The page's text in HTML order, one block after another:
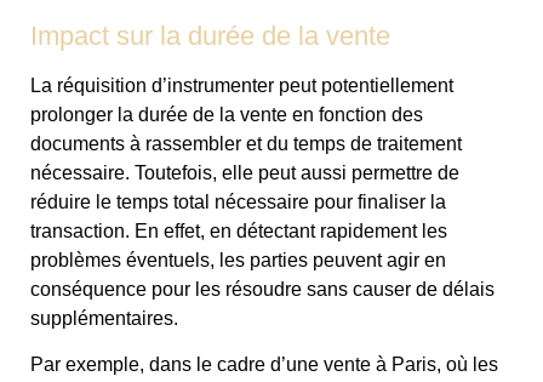
Impact sur la durée de la vente
La réquisition d’instrumenter peut potentiellement
prolonger la durée de la vente en fonction des
documents à rassembler et du temps de traitement
nécessaire. Toutefois, elle peut aussi permettre de
réduire le temps total nécessaire pour finaliser la
transaction. En effet, en détectant rapidement les
problèmes éventuels, les parties peuvent agir en
conséquence pour les résoudre sans causer de délais
supplémentaires.
Par exemple, dans le cadre d’une vente à Paris, où les